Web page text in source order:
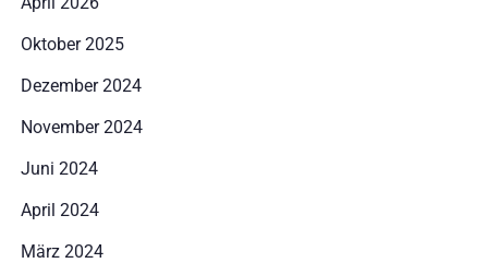
Oktober 2025
Dezember 2024
November 2024
Juni 2024
April 2024
März 2024